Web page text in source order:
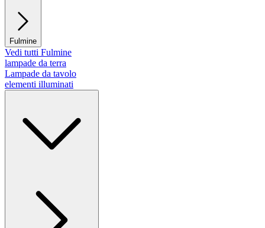
Fulmine
Vedi tutti Fulmine
lampade da terra
Lampade da tavolo
elementi illuminati